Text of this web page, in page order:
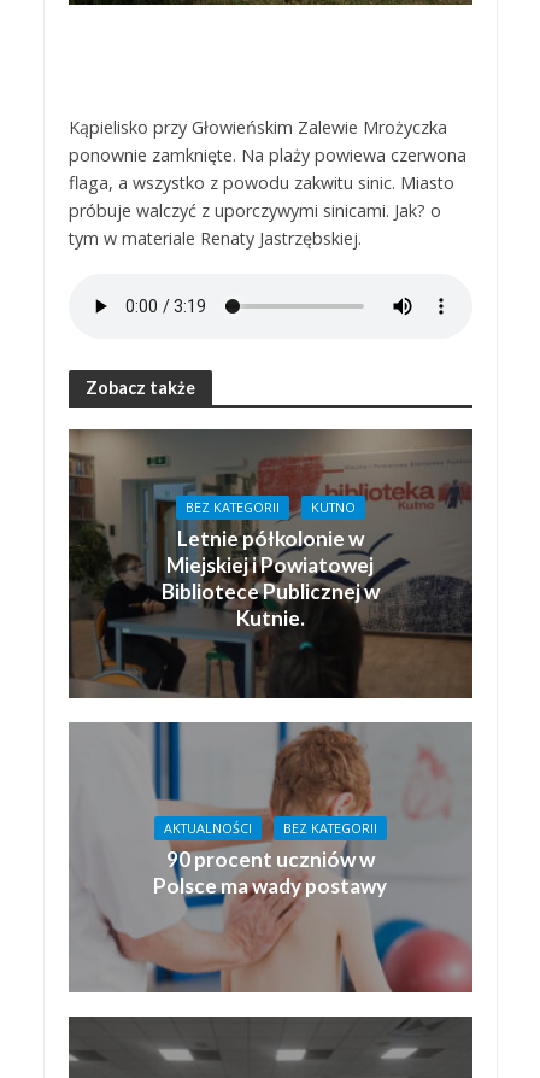
Kąpielisko przy Głowieńskim Zalewie Mrożyczka
ponownie zamknięte. Na plaży powiewa czerwona
flaga, a wszystko z powodu zakwitu sinic. Miasto
próbuje walczyć z uporczywymi sinicami. Jak? o
tym w materiale Renaty Jastrzębskiej.
Zobacz także
BEZ KATEGORII KUTNO
Letnie półkolonie w
Miejskiej i Powiatowej
Bibliotece Publicznej w
Kutnie.
AKTUALNOŚCI BEZ KATEGORII
90 procent uczniów w
Polsce ma wady postawy